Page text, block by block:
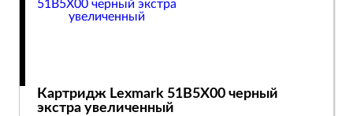
Картридж Lexmark 51B5X00 черный
экстра увеличенный